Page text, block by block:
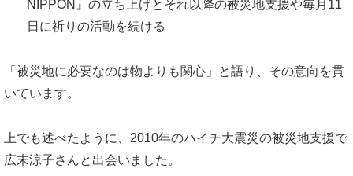
NIPPON』の立ち上げとそれ以降の被災地支援や毎月11
日に祈りの活動を続ける
「被災地に必要なのは物よりも関心」と語り、その意向を貫
いています。
上でも述べたように、2010年のハイチ大震災の被災地支援で
広末涼子さんと出会いました。